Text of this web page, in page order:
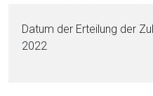
Datum der Erteilung der
2022